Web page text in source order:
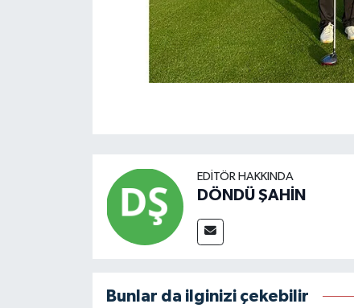
EDITÖR HAKKINDA
DÖNDÜ ŞAHİN
Bunlar da ilginizi çekebilir